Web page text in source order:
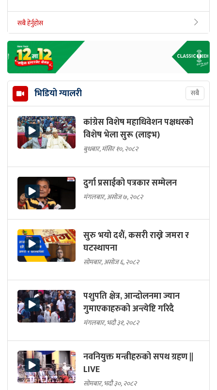
सबै हेर्नुहोस
भिडियो ग्यालरी सबै
कांग्रेस विशेष महाधिवेशन पक्षधरको
विशेष भेला सुरू (लाइभ)
बुधबार, मंसिर १०, २०८२
दुर्गा प्रसाईको पत्रकार सम्मेलन
मंगलबार, असोज ७, २०८२
सुरु भयो दशैं, कसरी राख्ने जमरा र
घटस्थापना
सोमबार, असोज ६, २०८२
पशुपति क्षेत्र, आन्दोलनमा ज्यान
गुमाएकाहरुको अन्त्येष्टि गरिदै
मंगलबार, भदौ ३१, २०८२
नवनियुक्त मन्त्रीहरुको सपथ ग्रहण ||
LIVE
सोमबार, भदौ ३०, २०८२